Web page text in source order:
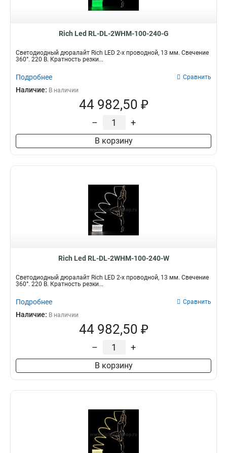
Rich Led RL-DL-2WHM-100-240-G
Светодиодный дюралайт Rich LED 2-х проводной, 13 мм. Свечение
360°. 220 В. Кратность резки...
Подробнее Сравнить
Наличие: В наличии
44 982,50 ₽
– +
В корзину
Rich Led RL-DL-2WHM-100-240-W
Светодиодный дюралайт Rich LED 2-х проводной, 13 мм. Свечение
360°. 220 В. Кратность резки...
Подробнее Сравнить
Наличие: В наличии
44 982,50 ₽
– +
В корзину